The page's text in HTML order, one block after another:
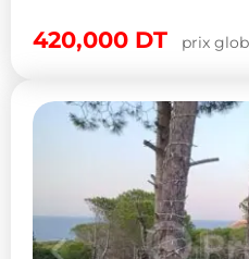
420,000 DT prix